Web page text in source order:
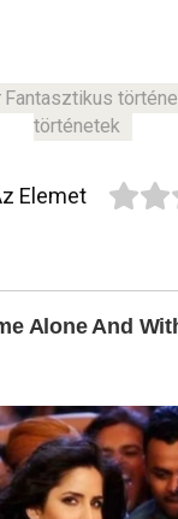
Fantasztikus
történetek
Elemet